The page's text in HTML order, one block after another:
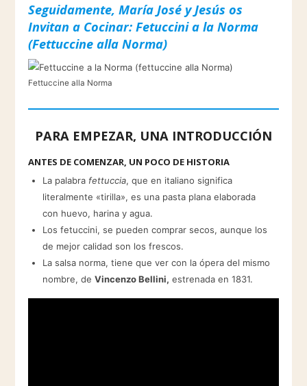
Seguidamente, María José y Jesús os
Invitan a Cocinar:Fetuccini a la Norma
(Fettuccine alla Norma)
Fettuccine alla Norma
PARA EMPEZAR, UNA INTRODUCCIÓN
ANTES DE COMENZAR, UN POCO DE HISTORIA
La palabra fettuccia, que en italiano significa
literalmente «tirilla», es una pasta plana elaborada
con huevo, harina y agua.
Los fetuccini, se pueden comprar secos, aunque los
de mejor calidad son los frescos.
La salsa norma, tiene que ver con la ópera del mismo
nombre, de Vincenzo Bellini, estrenada en 1831.